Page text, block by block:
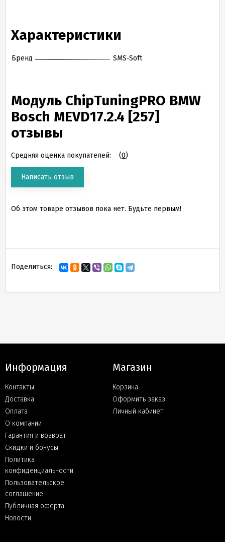
Характеристики
Бренд SMS-Soft
Модуль ChipTuningPRO BMW
Bosch MEVD17.2.4 [257]
отзывы
Средняя оценка покупателей: (0)
Написать отзыв
Об этом товаре отзывов пока нет. Будьте первым!
Поделиться:
Информация
Контакты
Доставка
Оплата
О компании
Гарантия и возврат
Скидки и бонусы
Политика
конфиденциальности
Пользовательское
соглашение
Публичная оферта
Новости
Магазин
Корзина
Оформить заказ
Личный кабинет